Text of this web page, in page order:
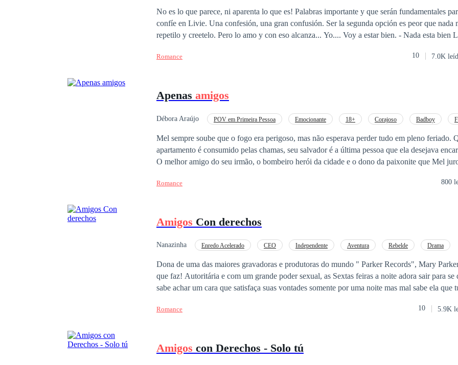
No es lo que parece, ni aparenta lo que es! Palabras importante y que serán fundamentales
confíe en Livie. Una confesión, una gran confusión. Ser la segunda opción es peor que nada no? Si Livie
repetilo y creetelo. Pero lo amo y con eso alcanza... Yo.... Voy a estar bien. - Nada esta bien Livie, como
es lo que parece!.
Romance 10 7.0K
Apenas amigos
Débora Araújo POV em Primeira Pessoa Emocionante 18+ Corajoso Badboy
Mel sempre soube que o fogo era perigoso, mas não esperava perder tudo em pleno feriado.
apartamento é consumido pelas chamas, seu salvador é a última pessoa que ela desejava
O melhor amigo do seu irmão, o bombeiro herói da cidade e o dono da paixonite que Mel
coleciona corações partidos. O plano era manter distância, mas o destino e uma reforma de
como resistir ao fogo morando com o próprio bombeiro?
Romance 800
Amigos Con derechos
Nanazinha Enredo Acelerado CEO Independente Aventura Rebelde Drama
Dona de uma das maiores gravadoras e produtoras do mundo " Parker Records", Mary
que faz! Autoritária e com um grande poder sexual, as Sextas feiras a noite adora sair para
sabe achar um cara que satisfaça suas vontades somente por uma noite mas mal sabe ela que
novo dono da Taylor's Music, sua ex concorrente direta. Philipe é o típico homem que toda mulher deseja:
teria conseguiria não se render aos encantos do seu novo sócio? Teria também coragem e disposição para
Romance 10 5.9K
Amigos con Derechos - Solo tú